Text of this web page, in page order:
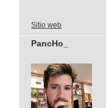
Sitio web
PancHo_